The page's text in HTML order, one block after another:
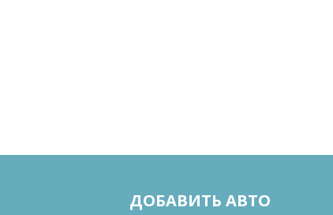
ДОБАВИТЬ АВТО